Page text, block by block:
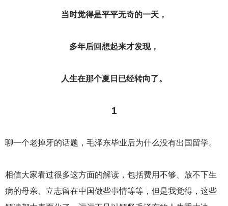
当时觉得是平平无奇的一天，
多年后回想起来才发现，
人生在那个夏日已经转向了。
1
聊一个老掉牙的话题，毛泽东毕业后为什么没有出国留学。
相信大家看过很多这方面的解读，包括费用不够、放不下生
病的母亲、立志留在中国做些事情等等，但是我觉得，这些